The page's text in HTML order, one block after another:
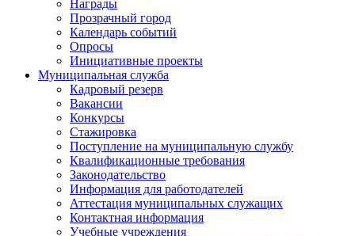
Награды
Прозрачный город
Календарь событий
Опросы
Инициативные проекты
Муниципальная служба
Кадровый резерв
Вакансии
Конкурсы
Стажировка
Поступление на муниципальную службу
Квалификационные требования
Законодательство
Информация для работодателей
Аттестация муниципальных служащих
Контактная информация
Учебные учреждения